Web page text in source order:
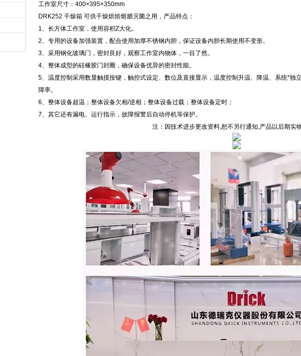
工作室尺寸：400×395×350mm
DRK252 干燥箱 可供干燥烘焙熔腊灭菌之用，产品特点：
1、长方体工作室，使用容积Z大化。
2、专用的设备加强装置，配合使用加厚不锈钢内胆，保证设备内胆长期使用不变形。
3、采用钢化玻璃门，密封良好，观察工作室内物体，一目了然。
4、整体成型的硅橡胶门封圈，确保设备优异的密封性能。
5、温度控制采用数显触摸按键，触控式设定、数位及直接显示，温度控制升温、降温、系统*独
障率。
6、整体设备超温；整体设备欠相/逆相；整体设备过载；整体设备定时；
7、其它还有漏电、运行指示，故障报警后自动停机等保护。
注：因技术进步更改资料,恕不另行通知,产品以后期实